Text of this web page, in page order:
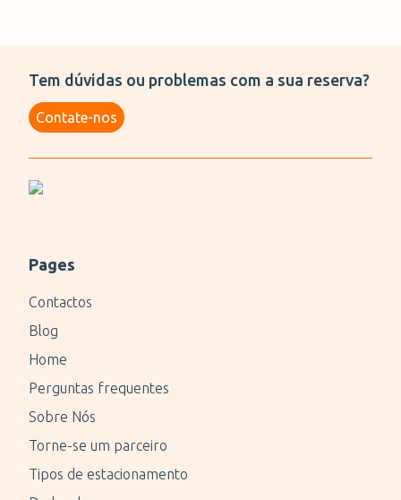
Tem dúvidas ou problemas com a sua reserva?
Contate-nos
Pages
Contactos
Blog
Home
Perguntas frequentes
Sobre Nós
Torne-se um parceiro
Tipos de estacionamento